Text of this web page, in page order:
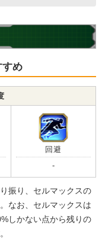
すめ
回避
-
振り、セルマックスの
なお、セルマックスは
しかない点から残りの